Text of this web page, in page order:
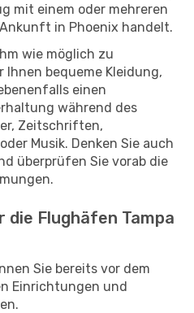
mit einem oder mehreren
in Phoenix handelt.
wie möglich zu
bequeme Kleidung,
einen
während des
Zeitschriften,
Musik. Denken Sie auch
überprüfen Sie vorab die
Flughäfen Tampa
Sie bereits vor dem
Einrichtungen und